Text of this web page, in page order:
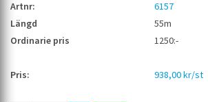
6157
55m
1250:-
938,00 kr/st